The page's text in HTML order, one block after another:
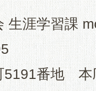
生涯学習課
5191番地 本